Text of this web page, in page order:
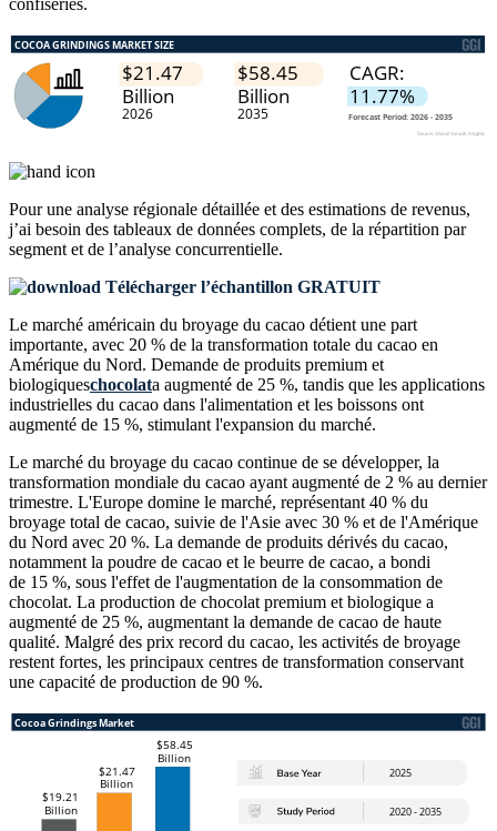
confiseries.
Pour une analyse régionale détaillée et des estimations de revenus,
j’ai besoin des tableaux de données complets, de la répartition par
segment et de l’analyse concurrentielle.
Télécharger l’échantillon GRATUIT
Le marché américain du broyage du cacao détient une part
importante, avec 20 % de la transformation totale du cacao en
Amérique du Nord. Demande de produits premium et
biologiqueschocolata augmenté de 25 %, tandis que les applications
industrielles du cacao dans l'alimentation et les boissons ont
augmenté de 15 %, stimulant l'expansion du marché.
Le marché du broyage du cacao continue de se développer, la
transformation mondiale du cacao ayant augmenté de 2 % au dernier
trimestre. L'Europe domine le marché, représentant 40 % du
broyage total de cacao, suivie de l'Asie avec 30 % et de l'Amérique
du Nord avec 20 %. La demande de produits dérivés du cacao,
notamment la poudre de cacao et le beurre de cacao, a bondi
de 15 %, sous l'effet de l'augmentation de la consommation de
chocolat. La production de chocolat premium et biologique a
augmenté de 25 %, augmentant la demande de cacao de haute
qualité. Malgré des prix record du cacao, les activités de broyage
restent fortes, les principaux centres de transformation conservant
une capacité de production de 90 %.